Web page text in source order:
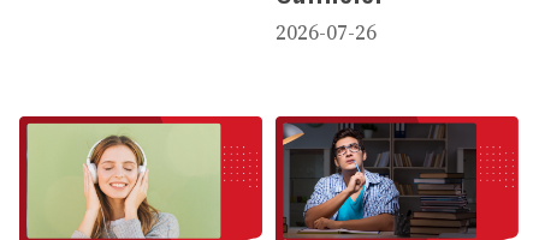
2026-07-26